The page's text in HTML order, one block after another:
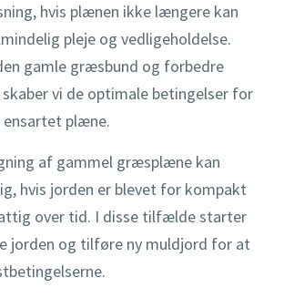
hvis plænen ikke længere kan
pleje og vedligeholdelse.
gamle græsbund og forbedre
vi de optimale betingelser for
ensartet plæne.
af gammel græsplæne kan
hvis jorden er blevet for kompakt
over tid. I disse tilfælde starter
jorden og tilføre ny muldjord for at